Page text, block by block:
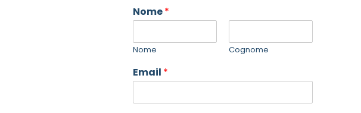
Nome*
Nome Cognome
Email *